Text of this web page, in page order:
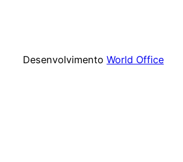
Desenvolvimento World Office